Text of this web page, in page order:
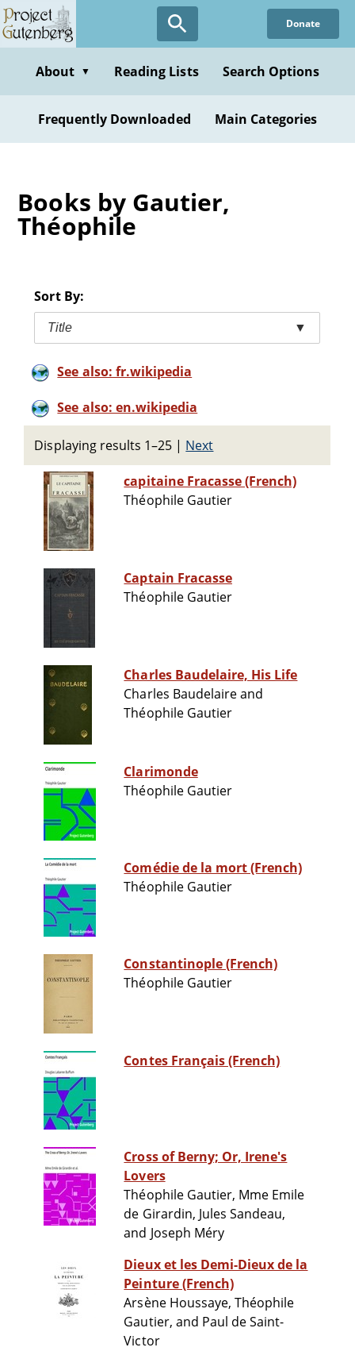
Skip
to
content
Donate
About ▼ Reading Lists Search Options
Frequently Downloaded Main Categories
Books by Gautier,
Théophile
Sort By:
Title ▼
See also: fr.wikipedia
See also: en.wikipedia
Displaying results 1–25 | Next
capitaine Fracasse (French)
Théophile Gautier
Captain Fracasse
Théophile Gautier
Charles Baudelaire, His Life
Charles Baudelaire and
Théophile Gautier
Clarimonde
Théophile Gautier
Comédie de la mort (French)
Théophile Gautier
Constantinople (French)
Théophile Gautier
Contes Français (French)
Cross of Berny; Or, Irene's
Lovers
Théophile Gautier, Mme Emile
de Girardin, Jules Sandeau,
and Joseph Méry
Dieux et les Demi-Dieux de la
Peinture (French)
Arsène Houssaye, Théophile
Gautier, and Paul de Saint-
Victor